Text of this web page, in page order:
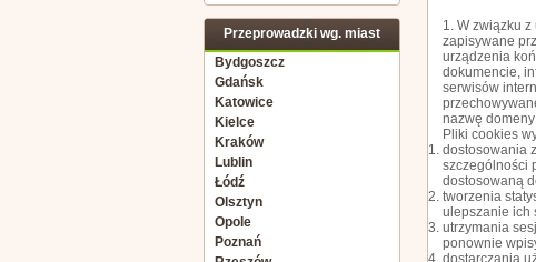
Przeprowadzki wg. miast
Bydgoszcz
Gdańsk
Katowice
Kielce
Kraków
Lublin
Łódź
Olsztyn
Opole
Poznań
1. W związku
zapisywane
urządzenia
dokumencie,
serwisów
nazwę
Pliki cookies
dostosowania
szczególności
dostosowaną
tworzenia
ulepszanie ich
utrzymania
ponownie
dostarczania